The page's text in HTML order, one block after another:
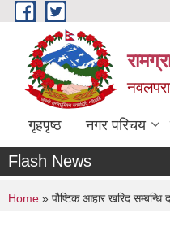
Skip to main content
गृहपृष्ठ नगर परिचय
Flash News
You are here
Home » पौष्टिक आहार खरिद सम्बन्धि